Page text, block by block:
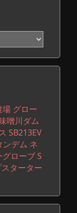
場 グロー
噌川ダム
SB213EV
ンデム ネ
グローブS
ターター